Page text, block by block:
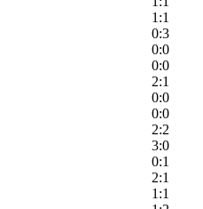
1:1
0:3
0:0
0:0
2:1
0:0
0:0
2:2
3:0
0:1
2:1
1:1